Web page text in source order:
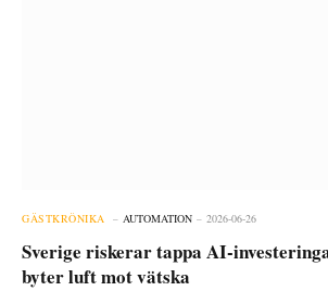
GÄSTKRÖNIKA AUTOMATION 2026-06-26
Sverige riskerar tappa AI-
byter luft mot vätska